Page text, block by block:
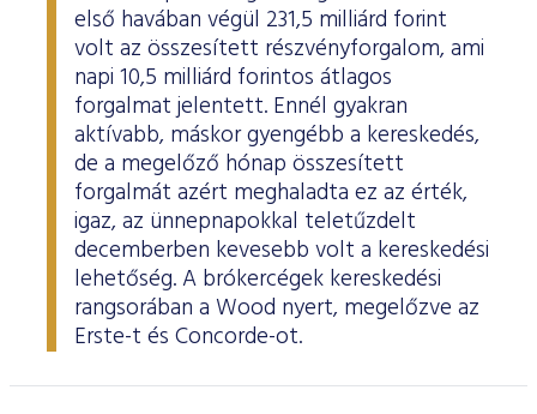
első havában végül 231,5 milliárd forint
volt az összesített részvényforgalom, ami
napi 10,5 milliárd forintos átlagos
forgalmat jelentett. Ennél gyakran
aktívabb, máskor gyengébb a kereskedés,
de a megelőző hónap összesített
forgalmát azért meghaladta ez az érték,
igaz, az ünnepnapokkal teletűzdelt
decemberben kevesebb volt a kereskedési
lehetőség. A brókercégek kereskedési
rangsorában a Wood nyert, megelőzve az
Erste-t és Concorde-ot.